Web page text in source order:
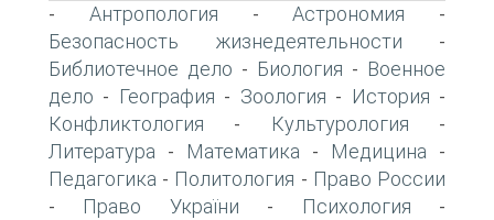
- Антропология -Астрономия -
Безопасность жизнедеятельности -
Библиотечное дело - Биология - Военное
дело - География - Зоология - История -
Конфликтология - Культурология -
Литература - Математика - Медицина -
Педагогика - Политология - Право России
- Право України - Психология -